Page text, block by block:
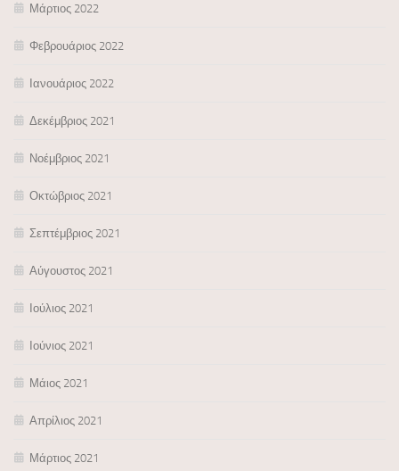
Μάρτιος 2022
Φεβρουάριος 2022
Ιανουάριος 2022
Δεκέμβριος 2021
Νοέμβριος 2021
Οκτώβριος 2021
Σεπτέμβριος 2021
Αύγουστος 2021
Ιούλιος 2021
Ιούνιος 2021
Μάιος 2021
Απρίλιος 2021
Μάρτιος 2021